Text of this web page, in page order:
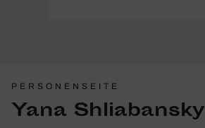
PERSONENSEITE
Yana Shliabansky